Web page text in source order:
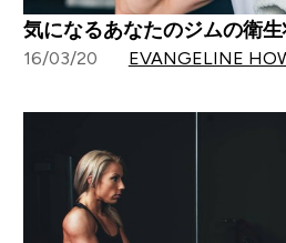
気になるあなたのジムの衛生
16/03/20 EVANGELINE